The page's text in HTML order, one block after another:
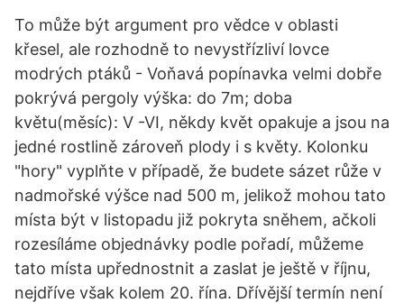
To může být argument pro vědce v oblasti
křesel, ale rozhodně to nevystřízliví lovce
modrých ptáků - Voňavá popínavka velmi dobře
pokrývá pergoly výška: do 7m; doba
květu(měsíc): V -VI, někdy květ opakuje a jsou na
jedné rostlině zároveň plody i s květy. Kolonku
"hory" vyplňte v případě, že budete sázet růže v
nadmořské výšce nad 500 m, jelikož mohou tato
místa být v listopadu již pokryta sněhem, ačkoli
rozesíláme objednávky podle pořadí, můžeme
tato místa upřednostnit a zaslat je ještě v říjnu,
nejdříve však kolem 20. řína. Dřívější termín není